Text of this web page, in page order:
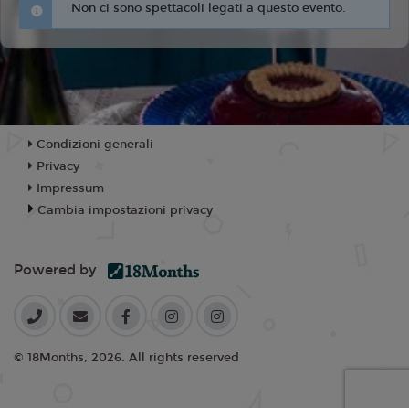
Non ci sono spettacoli legati a questo evento.
Condizioni generali
Privacy
Impressum
Cambia impostazioni privacy
Powered by
© 18Months, 2026. All rights reserved